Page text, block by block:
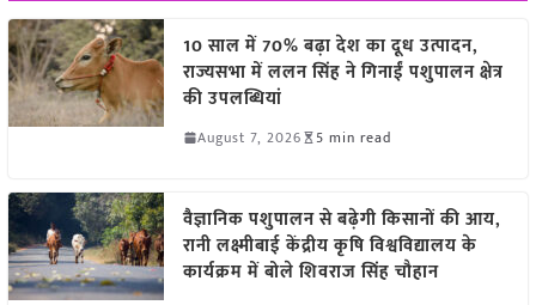
10 साल में 70% बढ़ा देश का दूध उत्पादन,
राज्यसभा में ललन सिंह ने गिनाईं पशुपालन क्षेत्र
की उपलब्धियां
August 7, 2026 5 min read
वैज्ञानिक पशुपालन से बढ़ेगी किसानों की आय,
रानी लक्ष्मीबाई केंद्रीय कृषि विश्वविद्यालय के
कार्यक्रम में बोले शिवराज सिंह चौहान